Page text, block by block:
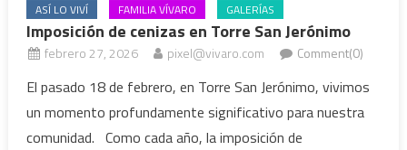
ASÍ LO VIVÍ FAMILIA VÍVARO GALERÍAS
Imposición de cenizas en Torre San Jerónimo
febrero 27, 2026 pixel@vivaro.com Comment(0)
El pasado 18 de febrero, en Torre San Jerónimo, vivimos
un momento profundamente significativo para nuestra
comunidad. Como cada año, la imposición de